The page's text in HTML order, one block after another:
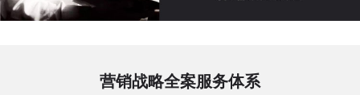
营销战略全案服务体系